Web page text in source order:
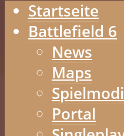
Startseite
Battlefield 6
News
Maps
Spielmodi
Portal